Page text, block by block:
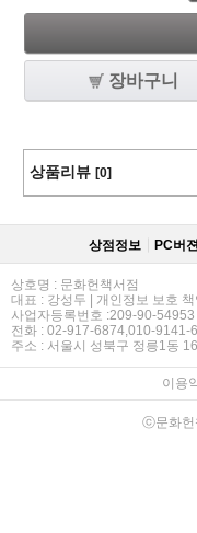
장바구니
상품리뷰 [0]
상점정보 PC버젼
상호명 : 문화헌책서점
대표 : 강성두 | 개인정보 보호
사업자등록번호 :209-90-
전화 : 02-917-6874,010-9141-
주소 : 서울시 성북구 정릉1동
이용
ⓒ문화헌